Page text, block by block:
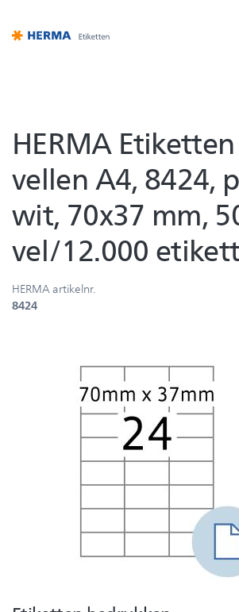
HERMA
vellen A4, 8424,
wit, 70x37 mm,
vel/12.000
HERMA artikelnr.
8424